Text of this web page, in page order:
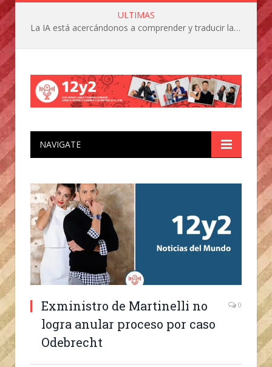
ULTIMAS
La IA está acercándonos a comprender y traducir las vocalizaciones y comportamientos de nuestras mascotas
NAVIGATE
Exministro de Martinelli no
logra anular proceso por caso
Odebrecht
0